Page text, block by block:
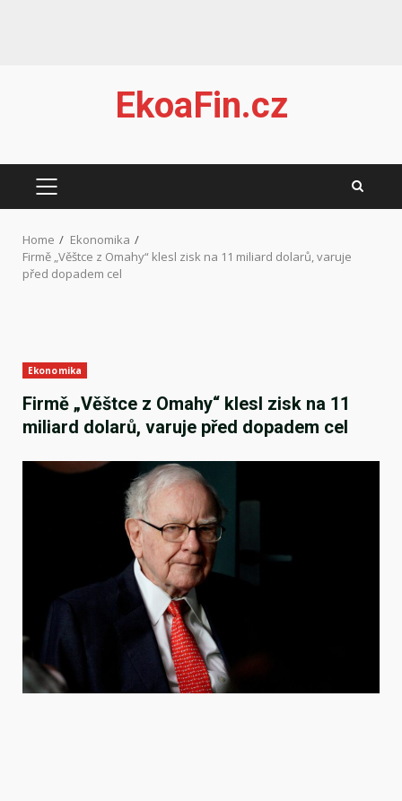
EkoaFin.cz
PRIMARY
Home
Ekonomika
Firmě „Věštce z Omahy“ klesl zisk na 11 miliard dolarů, varuje
před dopadem cel
Ekonomika
Firmě „Věštce z Omahy“ klesl zisk na 11
miliard dolarů, varuje před dopadem cel